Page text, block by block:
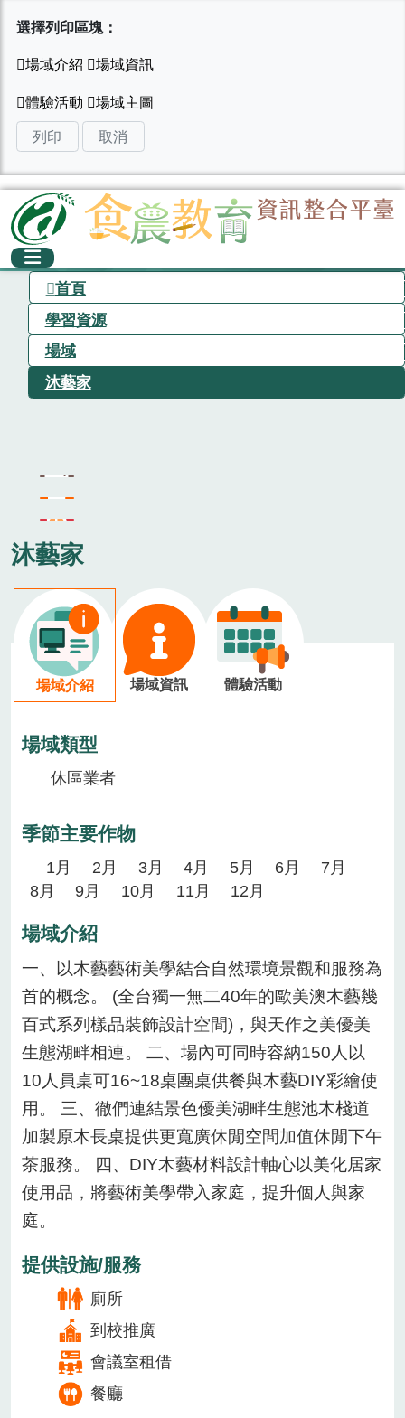
選擇列印區塊：
列印 取消
首頁
學習資源
場域
沐藝家
沐藝家
場域介紹 場域資訊 體驗活動
場域類型
休區業者
季節主要作物
1月 2月 3月 4月 5月 6月
7月
8月
9月 10月 11月 12月
場域介紹
一、以木藝藝術美學結合自然環境景觀和服務為
首的概念。 (全台獨一無二40年的歐美澳木藝幾
百式系列樣品裝飾設計空間)，與天作之美優美
生態湖畔相連。 二、場內可同時容納150人以
10人員桌可16~18桌團桌供餐與木藝DIY彩繪使
用。 三、徹們連結景色優美湖畔生態池木棧道
加製原木長桌提供更寬廣休閒空間加值休閒下午
茶服務。 四、DIY木藝材料設計軸心以美化居家
使用品，將藝術美學帶入家庭，提升個人與家
庭。
提供設施/服務
廁所
到校推廣
會議室租借
餐廳